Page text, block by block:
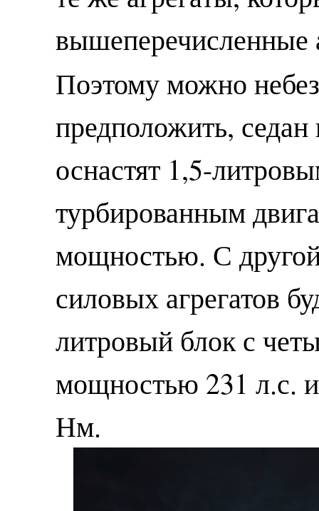
вышеперечисленные
Поэтому можно
предположить, седан
оснастят 1,5-
турбированным
мощностью. С
силовых агрегатов
литровый блок с
мощностью 231 л.с.
Нм.